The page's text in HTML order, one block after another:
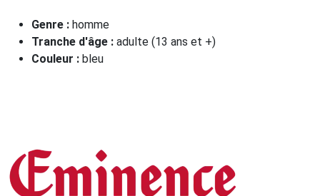
Genre : homme
Tranche d'âge : adulte (13 ans et +)
Couleur : bleu